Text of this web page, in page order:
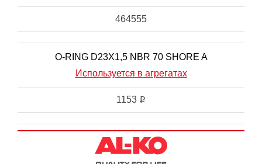
464555
O-RING D23X1,5 NBR 70 SHORE A
Используется в агрегатах
1153 i